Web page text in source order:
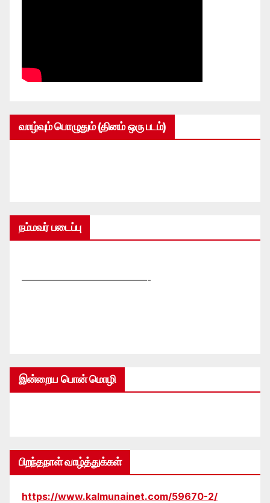
வாழ்வும் பொழுதும் (தினம் ஒரு படம்)
நம்மவர் படைப்பு
—————————————-
இன்றைய பொன் மொழி
பிறந்தநாள் வாழ்த்துக்கள்
https://www.kalmunainet.com/59670-2/